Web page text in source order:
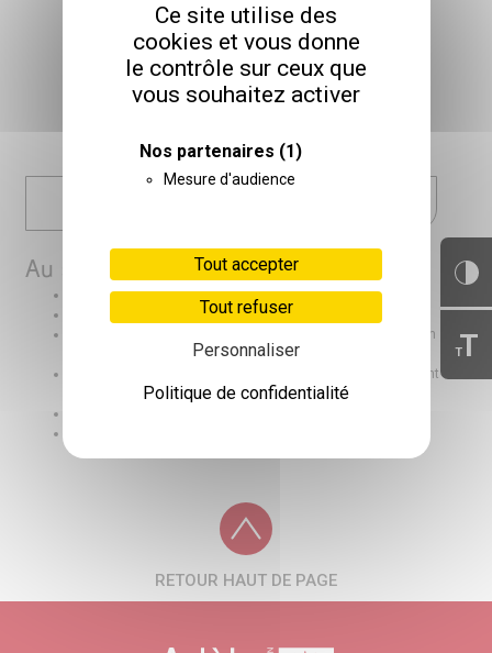
Ce site utilise des
cookies et vous donne
le contrôle sur ceux que
vous souhaitez activer
Nos partenaires (1)
Mesure d'audience
Tout accepter
Tout refuser
Personnaliser
Politique de confidentialité
TT
Au sommaire :
Expériences/ Accompagner le parcours scolaire
/ Autisme et sensorialité
/ Quand la technologie et le numérique viennent en
/ La plateforme autisme : un accompagnement
modulable et personnalisé
RETOUR HAUT DE PAGE